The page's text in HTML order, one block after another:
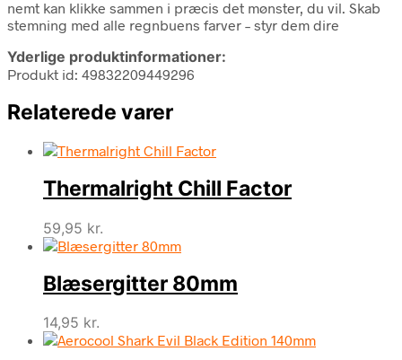
nemt kan klikke sammen i præcis det mønster, du vil. Skab
stemning med alle regnbuens farver – styr dem dire
Yderlige produktinformationer:
Produkt id: 49832209449296
Relaterede varer
Thermalright Chill Factor
59,95 kr.
Blæsergitter 80mm
14,95 kr.